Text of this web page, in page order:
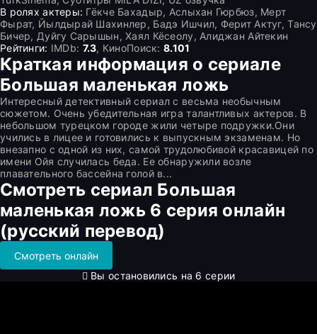
В ролях актеры: Гёкче Бахадыр, Аслыхан Гюрбюз, Мерт
Фырат, Йылдырай Шахинлер, Бадэ Ишчил, Ферит Актуг, Тансу
Бичер, Дуйгу Сарышын, Хаял Кёсеолу, Алиджан Айтекин
Рейтинги: IMDb: 7.3, КиноПоиск: 8.101
Краткая информация о сериале
Большая маленькая ложь
Интересный детективный сериал с весьма необычным
сюжетом. Очень убедительная игра талантливых актеров. В
небольшом турецком городе жили четыре подружки.Они
учились в лицее и готовились к выпускным экзаменам. Но
внезапно с одной из них, самой трудолюбивой красавицей по
имени Ойя случилась беда. Ее обнаружили возле
плавательного бассейна голой в...
Смотреть сериал Большая
маленькая ложь 6 серия онлайн
(русский перевод)
Смотреть онлайн
Вы остановились на 6 серии